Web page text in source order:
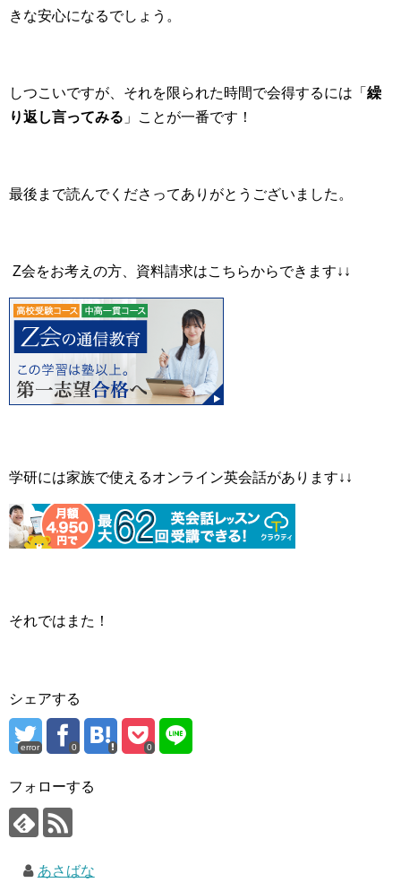
きな安心になるでしょう。
しつこいですが、それを限られた時間で会得するには「 繰
り返し言ってみる 」ことが一番です！
最後まで読んでくださってありがとうございました。
Z会をお考えの方、資料請求はこちらからできます↓↓
学研には家族で使えるオンライン英会話があります↓↓
それではまた！
シェアする
error 0 0
フォローする
あさばな